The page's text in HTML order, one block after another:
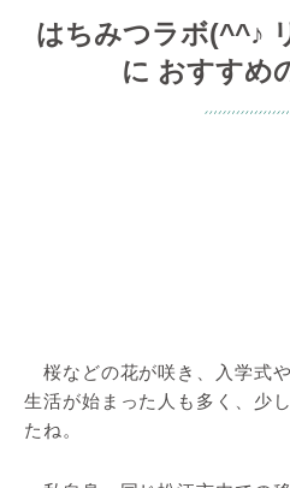
はちみつラボ(^^♪
に おすすめ
桜などの花が咲き、入学式
生活が始まった人も多く、少
たね。